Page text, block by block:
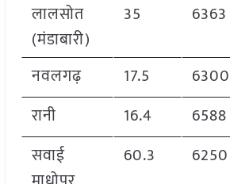
लालसोत
(मंडाबारी)
35 6363
नवलगढ़ 17.5 6300
रानी
16.4 6588
सवाई
60.3 6250